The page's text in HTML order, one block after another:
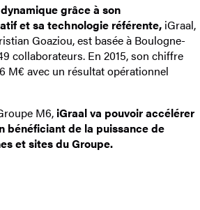
grâce à son
et sa technologie référente, iGraal,
Goaziou, est basée à Boulogne-
collaborateurs. En 2015, son chiffre
M€ avec un résultat opérationnel
M6, iGraal va pouvoir accélérer
bénéficiant de la puissance de
et sites du Groupe.